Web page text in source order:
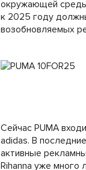
окружающей среды.
к 2025 году
возобновляемых
Сейчас PUMA
adidas. В
активные
Rihanna уже много